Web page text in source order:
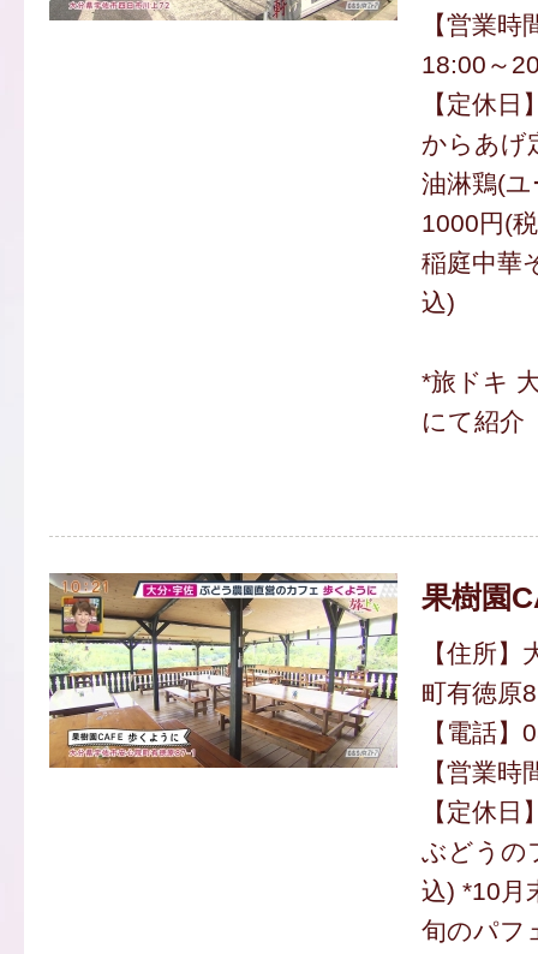
【営業
18:00～
【定休日
からあげ
油淋鶏(
1000円(
稲庭中華
込)
*旅ドキ
にて紹介
果樹園
【住所
町有徳原
【電話
【営業
【定休日
ぶどうの
込) *10月
旬のパフ